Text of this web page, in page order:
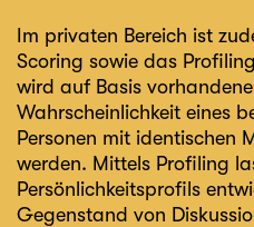
Im privaten Bereich ist
Scoring sowie das
wird auf Basis
Wahrscheinlichkeit eines
Personen mit identischen
werden. Mittels Profiling
Persönlichkeitsprofils
Gegenstand von